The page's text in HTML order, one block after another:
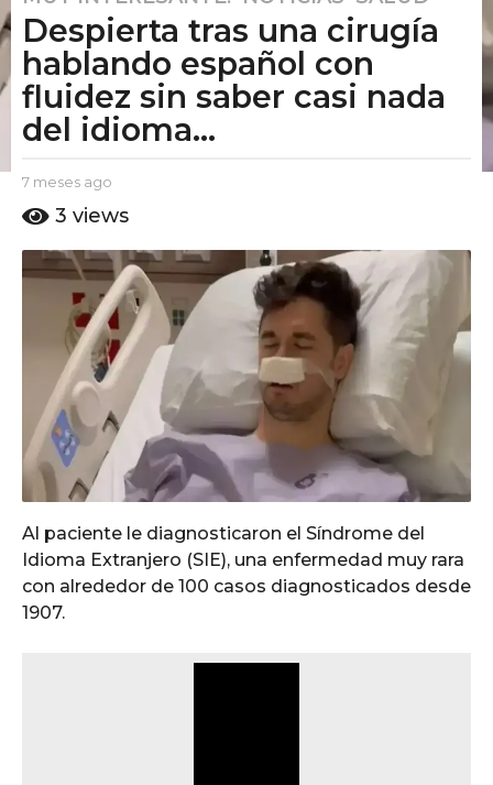
m
e
s
s
g
o
o
Despierta tras una cirugía
hablando español con
fluidez sin saber casi nada
del idioma...
b
E
P
7 meses ago
e
e
s
a
g
o
3 views
Al paciente le diagnosticaron el Síndrome del
Idioma Extranjero (SIE), una enfermedad muy rara
con alrededor de 100 casos diagnosticados desde
1907.